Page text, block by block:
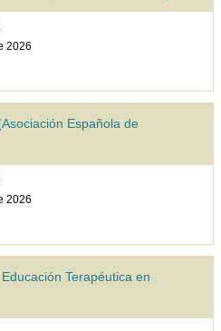
2026
Española de
2026
Terapéutica en